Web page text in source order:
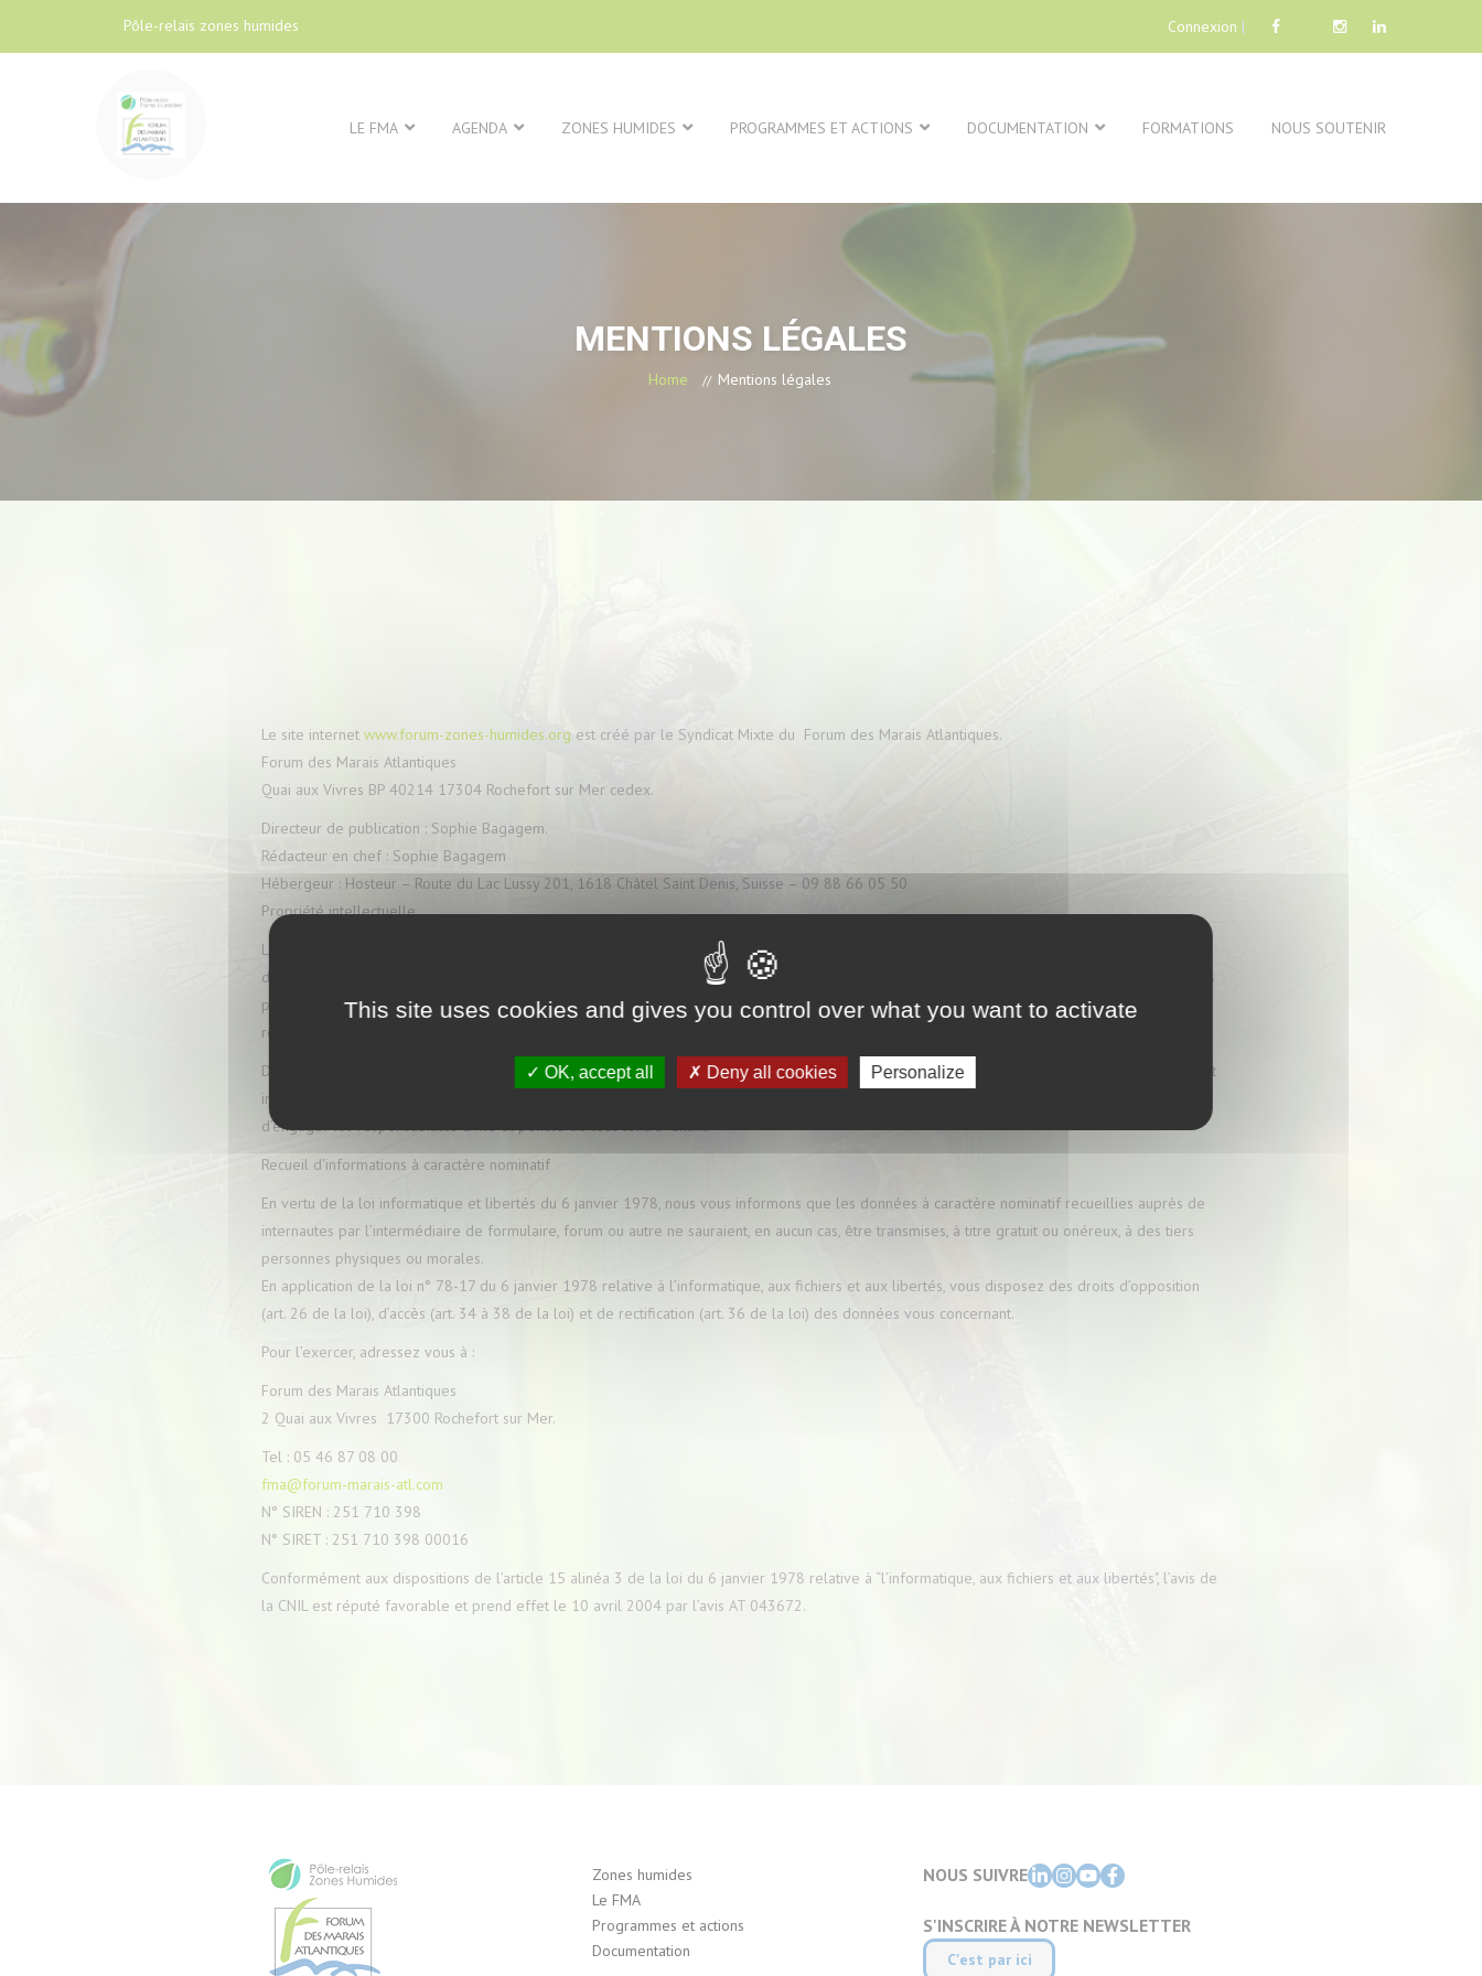
Pôle-relais zones humides Connexion |
LE FMA AGENDA ZONES HUMIDES PROGRAMMES ET ACTIONS DOCUMENTATION FORMATIONS NOUS SOUTENIR
MENTIONS LÉGALES
Home Mentions légales
Le site internet www.forum-zones-humides.org est créé par le Syndicat Mixte du Forum des Marais Atlantiques.
Forum des Marais Atlantiques
Quai aux Vivres BP 40214 17304 Rochefort sur Mer cedex.
Directeur de publication : Sophie Bagagem.
Rédacteur en chef : Sophie Bagagem
Hébergeur : Hosteur – Route du Lac Lussy 201, 1618 Châtel Saint Denis, Suisse – 09 88 66 05 50
Propriété intellectuelle
Le Forum des Marais Atlantiques vous fournit l’accès et l’utilisation du présent site web et de son contenu (informations, bases de données,
données, fichiers, textes, images, photographies…). Tous ces éléments sont de propriété des éditeurs, financeurs, à l’exception des données des
partenaires. La protection du contenu dewww.forum-zones-humides.orgrelève par conséquent des législations nationales et internationales
relatives au droit de la propriété intellectuelle.
Dès lors, toute reproduction et/ou représentation et/ou rediffusion, en tout ou partie, sur tout support électronique ou non, présent ou futur, sont
interdites sauf autorisation expresse et préalable. Toute extraction ou tentative d’extraction, fut-elle totale ou partielle, est susceptible
d’engager les responsabilités civile et pénale de tout contrevenant.
Recueil d’informations à caractère nominatif
En vertu de la loi informatique et libertés du 6 janvier 1978, nous vous informons que les données à caractère nominatif recueillies auprès de
internautes par l’intermédiaire de formulaire, forum ou autre ne sauraient, en aucun cas, être transmises, à titre gratuit ou onéreux, à des tiers
personnes physiques ou morales.
En application de la loi n° 78-17 du 6 janvier 1978 relative à l’informatique, aux fichiers et aux libertés, vous disposez des droits d’opposition
(art. 26 de la loi), d’accès (art. 34 à 38 de la loi) et de rectification (art. 36 de la loi) des données vous concernant.
Pour l’exercer, adressez vous à :
Forum des Marais Atlantiques
2 Quai aux Vivres 17300 Rochefort sur Mer.
Tel : 05 46 87 08 00
fma@forum-marais-atl.com
N° SIREN : 251 710 398
N° SIRET : 251 710 398 00016
Conformément aux dispositions de l’article 15 alinéa 3 de la loi du 6 janvier 1978 relative à “l’informatique, aux fichiers et aux libertés", l’avis de
la CNIL est réputé favorable et prend effet le 10 avril 2004 par l’avis AT 043672.
Zones humides
Le FMA
Programmes et actions
Documentation
NOUS SUIVRE
S'INSCRIRE À NOTRE NEWSLETTER
C'est par ici
This site uses cookies and gives you control over what you want to activate
OK, accept all Deny all cookies Personalize